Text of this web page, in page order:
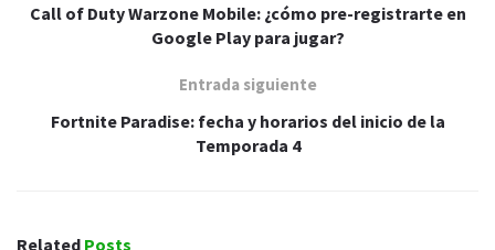
Call of Duty Warzone Mobile: ¿cómo pre-registrarte en
Google Play para jugar?
Entrada siguiente
Fortnite Paradise: fecha y horarios del inicio de la
Temporada 4
Related Posts